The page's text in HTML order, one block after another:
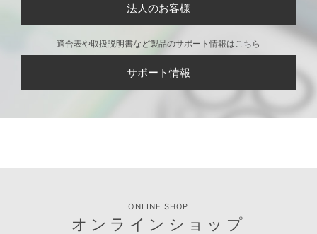
法人のお客様
適合表や取扱説明書など製品のサポート情報はこちら
サポート情報
ONLINE SHOP
オンラインショップ